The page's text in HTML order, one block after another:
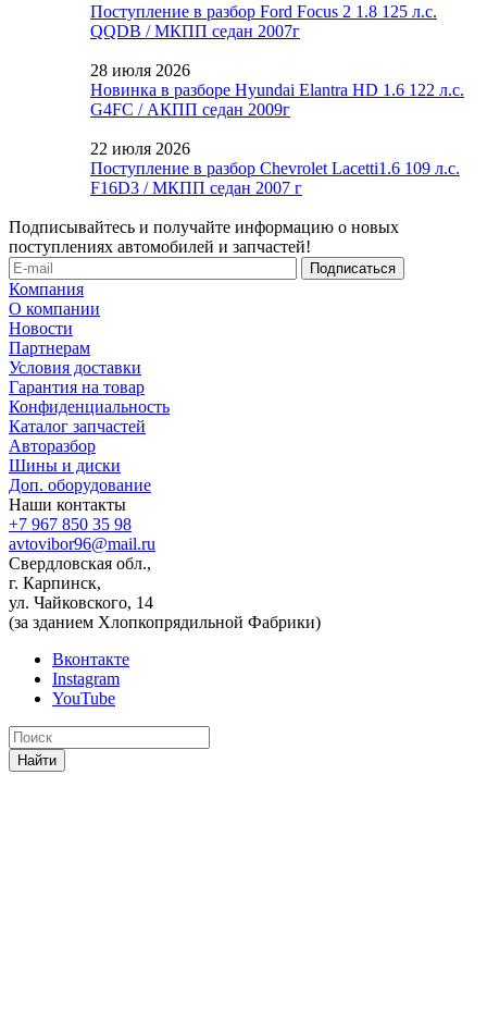
Поступление в разбор Ford Focus 2 1.8 125 л.с.
QQDB / МКПП седан 2007г
28 июля 2026
Новинка в разборе Hyundai Elantra HD 1.6 122 л.с.
G4FC / АКПП седан 2009г
22 июля 2026
Поступление в разбор Chevrolet Lacetti1.6 109 л.с.
F16D3 / МКПП седан 2007 г
Подписывайтесь и получайте информацию о новых
поступлениях автомобилей и запчастей!
Компания
О компании
Новости
Партнерам
Условия доставки
Гарантия на товар
Конфиденциальность
Каталог запчастей
Авторазбор
Шины и диски
Доп. оборудование
Наши контакты
+7 967 850 35 98
avtovibor96@mail.ru
Свердловская обл.,
г. Карпинск,
ул. Чайковского, 14
(за зданием Хлопкопрядильной Фабрики)
Вконтакте
Instagram
YouTube
Найти